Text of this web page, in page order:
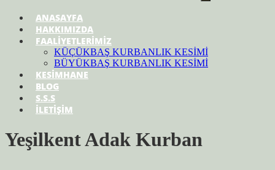
ANASAYFA
HAKKIMIZDA
FAALİYETLERİMİZ
KÜÇÜKBAŞ KURBANLIK KESİMİ
BÜYÜKBAŞ KURBANLIK KESİMİ
KESİMHANE
BLOG
S.S.S
İLETİŞİM
Yeşilkent Adak Kurban